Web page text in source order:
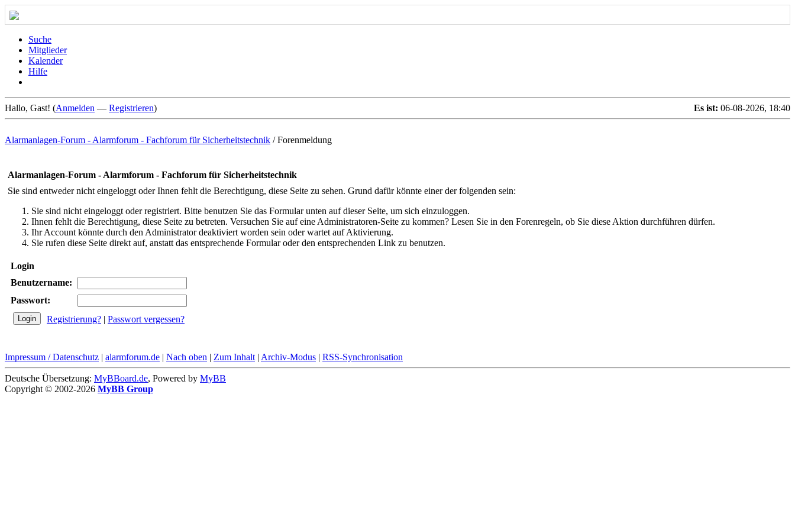
Suche
Mitglieder
Kalender
Hilfe
Es ist: 06-08-2026, 18:40
Hallo, Gast! (Anmelden — Registrieren)
Alarmanlagen-Forum - Alarmforum - Fachforum für Sicherheitstechnik /Forenmeldung
Alarmanlagen-Forum - Alarmforum - Fachforum für Sicherheitstechnik
Sie sind entweder nicht eingeloggt oder Ihnen fehlt die Berechtigung, diese Seite zu sehen. Grund dafür könnte einer der folgenden sein:
Sie sind nicht eingeloggt oder registriert. Bitte benutzen Sie das Formular unten auf dieser Seite, um sich einzuloggen.
Ihnen fehlt die Berechtigung, diese Seite zu betreten. Versuchen Sie auf eine Administratoren-Seite zu kommen? Lesen Sie in den Forenregeln, ob Sie diese Aktion durchführen dürfen.
Ihr Account könnte durch den Administrator deaktiviert worden sein oder wartet auf Aktivierung.
Sie rufen diese Seite direkt auf, anstatt das entsprechende Formular oder den entsprechenden Link zu benutzen.
Login
Benutzername:
Passwort:
Registrierung? | Passwort vergessen?
Impressum / Datenschutz | alarmforum.de | Nach oben | Zum Inhalt | Archiv-Modus | RSS-Synchronisation
Deutsche Übersetzung: MyBBoard.de, Powered by MyBB
Copyright © 2002-2026 MyBB Group